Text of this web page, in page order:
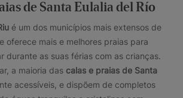
de Santa Eulalia del Río
é um dos municípios mais extensos de
oferece mais e melhores praias para
durante as suas férias com as crianças.
a maioria das calas e praias de Santa
acessíveis, e dispõem de completos